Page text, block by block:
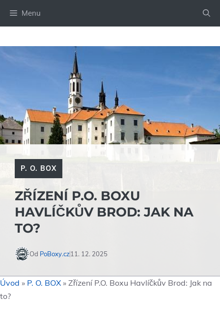
Menu
P. O. BOX
ZŘÍZENÍ P.O. BOXU
HAVLÍČKŮV BROD: JAK NA
TO?
Od PoBoxy.cz 11. 12. 2025
Úvod » P. O. BOX » Zřízení P.O. Boxu Havlíčkův Brod: Jak na
to?